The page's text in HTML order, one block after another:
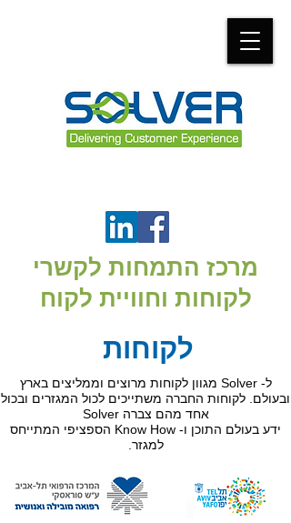
מרכז התמחות לקשרי
לקוחות וחוויית לקוח
לקוחות
ל- Solver מגוון לקוחות מרוצים וממליצים בארץ
ובעולם. לקוחות החברה משתייכים לכול המגזרים ובכול
אחד מהם צברה Solver
ידע בעולם התוכן ו- Know How הספציפי המתייחס
למגזר.